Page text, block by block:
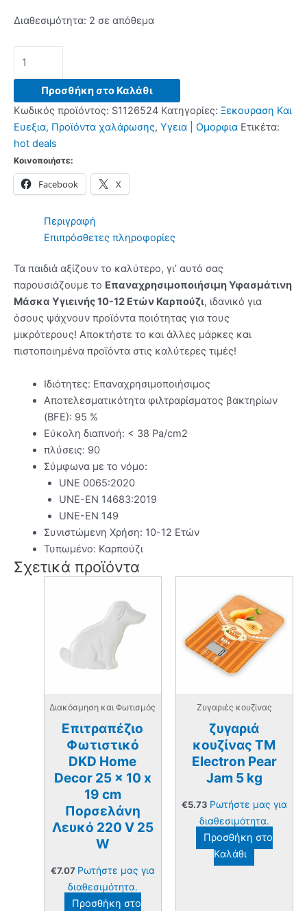
Διαθεσιμότητα: 2 σε απόθεμα
Υφασμάτινη
Μάσκα
Υγιεινής
Καρπούζι
ποσότητα
Προσθήκη στο Καλάθι
Κωδικός προϊόντος: S1126524 Κατηγορίες: Ξεκουραση Και
Ευεξια, Προϊόντα χαλάρωσης, Υγεια | Ομορφια Ετικέτα:
hot deals
Κοινοποιήστε:
Facebook X
Περιγραφή
Επιπρόσθετες πληροφορίες
Τα παιδιά αξίζουν το καλύτερο, γι’ αυτό σας
παρουσιάζουμε το Επαναχρησιμοποιήσιμη Υφασμάτινη
Μάσκα Υγιεινής 10-12 Ετών Καρπούζι, ιδανικό για
όσους ψάχνουν προϊόντα ποιότητας για τους
μικρότερους! Αποκτήστε το και άλλες μάρκες και
πιστοποιημένα προϊόντα στις καλύτερες τιμές!
Ιδιότητες: Επαναχρησιμοποιήσιμος
Αποτελεσματικότητα φιλτραρίσματος βακτηρίων
(BFE): 95 %
Εύκολη διαπνοή: < 38 Pa/cm2
πλύσεις: 90
Σύμφωνα με το νόμο:
UNE 0065:2020
UNE-EN 14683:2019
UNE-EN 149
Συνιστώμενη Χρήση: 10-12 Ετών
Τυπωμένο: Καρπούζι
Σχετικά προϊόντα
Διακόσμηση και Φωτισμός
Επιτραπέζιο
Φωτιστικό
DKD Home
Decor 25 x 10 x
19 cm
Πορσελάνη
Λευκό 220 V 25
W
€7.07 Ρωτήστε μας για
διαθεσιμότητα.
Προσθήκη στο
Ζυγαριές κουζίνας
ζυγαριά
κουζίνας TM
Electron Pear
Jam 5 kg
€5.73 Ρωτήστε μας για
διαθεσιμότητα.
Προσθήκη στο
Καλάθι